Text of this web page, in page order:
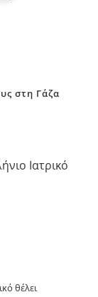
στη Γάζα
Ιατρικό
θέλει